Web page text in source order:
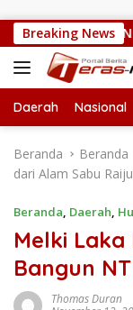
Breaking News
Kepsek SMPN 5
Daerah Nasional
Beranda Beranda
dari Alam Sabu
Beranda, Daerah,
Melki Laka
Bangun
Thomas Duran